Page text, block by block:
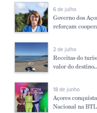
6 de julho
Governo dos
reforçam
2 de julho
Receitas do
valor do
18 de junho
Açores
Nacional na